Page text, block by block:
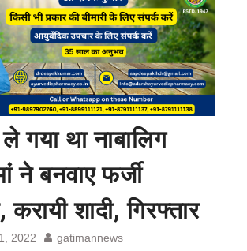
गया था नाबालिग
ने बनवाए फर्जी
शादी, गिरफ्तार
2022 gatimannews